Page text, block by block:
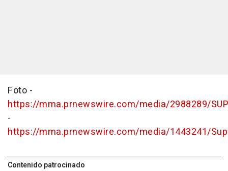
Foto -
https://mma.prnewswire.com/media/2988289/
-
https://mma.prnewswire.com/media/1443241/
Contenido patrocinado